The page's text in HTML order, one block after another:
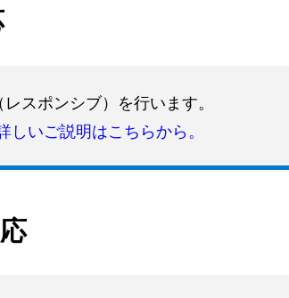
スポンシブ）を行います。
しいご説明はこちらから。